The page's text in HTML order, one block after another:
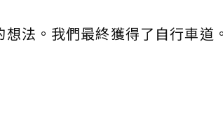
想法。我們最終獲得了自行車道